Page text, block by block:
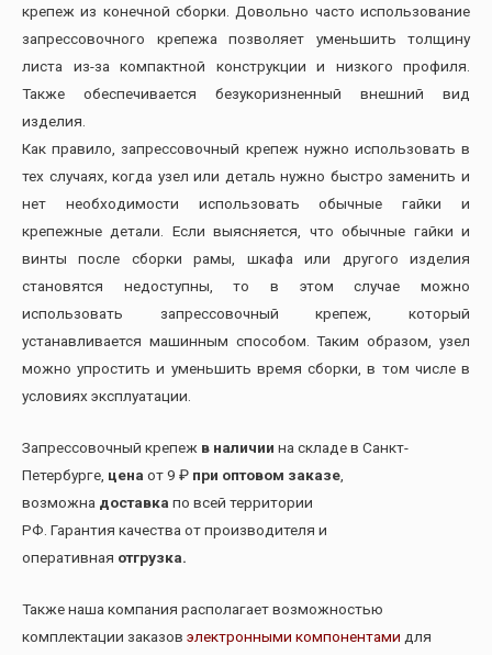
крепеж из конечной сборки. Довольно часто использование
запрессовочного крепежа позволяет уменьшить толщину
листа из-за компактной конструкции и низкого профиля.
Также обеспечивается безукоризненный внешний вид
изделия.
Как правило, запрессовочный крепеж нужно использовать в
тех случаях, когда узел или деталь нужно быстро заменить и
нет необходимости использовать обычные гайки и
крепежные детали. Если выясняется, что обычные гайки и
винты после сборки рамы, шкафа или другого изделия
становятся недоступны, то в этом случае можно
использовать запрессовочный крепеж, который
устанавливается машинным способом. Таким образом, узел
можно упростить и уменьшить время сборки, в том числе в
условиях эксплуатации.
Запрессовочный крепеж в наличии на складе в Санкт-
Петербурге, цена от 9 ₽ при оптовом заказе
возможна доставка по всей территории
РФ. Гарантия качества от производителя и
оперативная отгрузка.
Также наша компания располагает возможностью
комплектации заказов электронными компонентами для